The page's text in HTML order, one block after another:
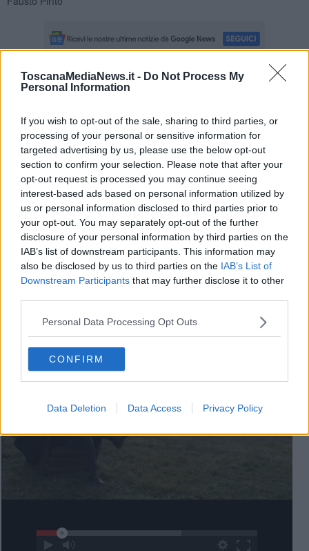
ToscanaMediaNews.it - Do Not Process My
Personal Information
If you wish to opt-out of the sale, sharing to third parties, or
processing of your personal or sensitive information for
targeted advertising by us, please use the below opt-out
section to confirm your selection. Please note that after your
opt-out request is processed you may continue seeing
interest-based ads based on personal information utilized by
us or personal information disclosed to third parties prior to
your opt-out. You may separately opt-out of the further
disclosure of your personal information by third parties on the
IAB’s list of downstream participants. This information may
also be disclosed by us to third parties on the IAB’s List of
Downstream Participants that may further disclose it to other
Personal Data Processing Opt Outs
CONFIRM
Data Deletion Data Access Privacy Policy
Se vuoi leggere le notizie principali della Toscana iscriviti alla
alle 20:00 direttamente nella tua casella di posta.
Basta cliccare QUI
Fotogallery
Videogallery